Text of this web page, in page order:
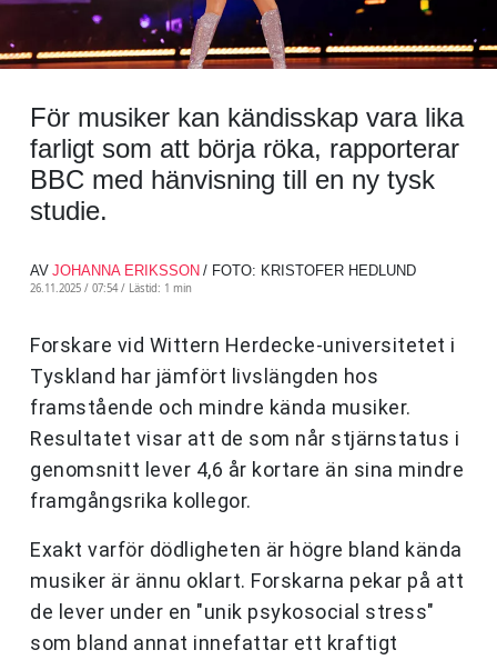
För musiker kan kändisskap vara lika
farligt som att börja röka, rapporterar
BBC med hänvisning till en ny tysk
studie.
AV JOHANNA ERIKSSON / FOTO: KRISTOFER HEDLUND
26.11.2025 / 07:54 / Lästid: 1 min
Forskare vid Wittern Herdecke-universitetet i
Tyskland har jämfört livslängden hos
framstående och mindre kända musiker.
Resultatet visar att de som når stjärnstatus i
genomsnitt lever 4,6 år kortare än sina mindre
framgångsrika kollegor.
Exakt varför dödligheten är högre bland kända
musiker är ännu oklart. Forskarna pekar på att
de lever under en "unik psykosocial stress"
som bland annat innefattar ett kraftigt